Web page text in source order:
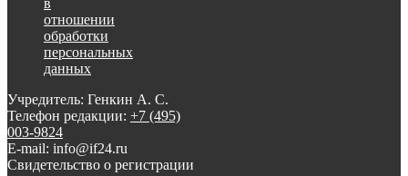
в
отношении
обработки
персональных
данных
Учредитель: Генкин А. С.
Телефон редакции: +7 (495)
003-9824
E-mail: info@if24.ru
Свидетельство о регистрации